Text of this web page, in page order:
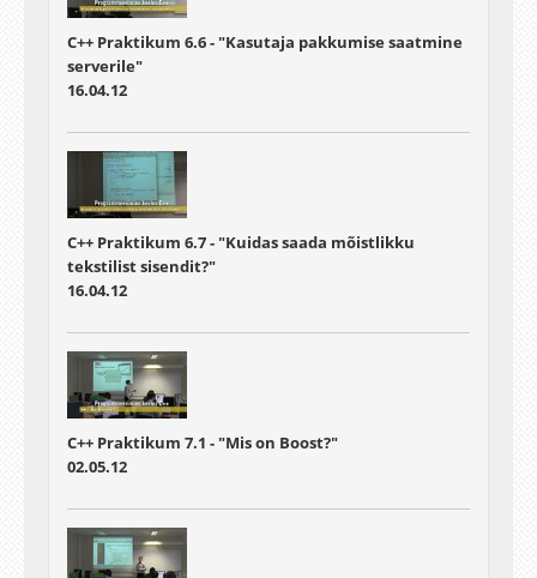
C++ Praktikum 6.6 - "Kasutaja pakkumise saatmine
serverile"
16.04.12
C++ Praktikum 6.7 - "Kuidas saada mõistlikku
tekstilist sisendit?"
16.04.12
C++ Praktikum 7.1 - "Mis on Boost?"
02.05.12